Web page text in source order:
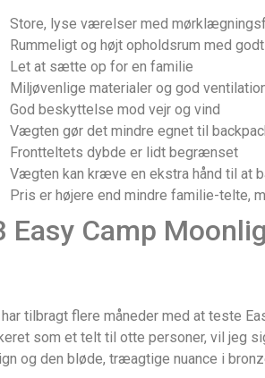
Store, lyse værelser med
Rummeligt og højt opholdsrum med
Let at sætte op for en familie
Miljøvenlige materialer og god
God beskyttelse mod vejr og vind
Vægten gør det mindre egnet til
Frontteltets dybde er lidt begrænset
Vægten kan kræve en ekstra hånd til at
Pris er højere end mindre familie-telte,
Easy Camp
tilbragt flere måneder med at teste
som et telt til otte personer, vil jeg
og den bløde, træagtige nuance i